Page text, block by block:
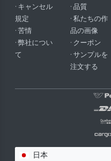
· キャンセル
規定
· 苦情
· 弊社につい
て
· 品質
· 私たちの作
品の画像
· クーポン
· サンプルを
注文する
日本